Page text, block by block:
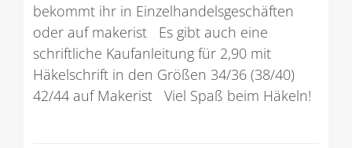
bekommt ihr in Einzelhandelsgeschäften
oder auf makerist Es gibt auch eine
schriftliche Kaufanleitung für 2,90 mit
Häkelschrift in den Größen 34/36 (38/40)
42/44 auf Makerist Viel Spaß beim Häkeln!